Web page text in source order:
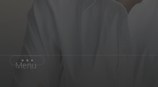
Menu